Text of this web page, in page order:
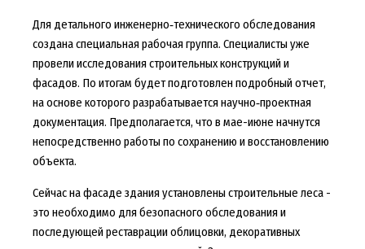
Для детального инженерно‑технического обследования
создана специальная рабочая группа. Специалисты уже
провели исследования строительных конструкций и
фасадов. По итогам будет подготовлен подробный отчет,
на основе которого разрабатывается научно‑проектная
документация. Предполагается, что в мае-июне начнутся
непосредственно работы по сохранению и восстановлению
объекта.
Сейчас на фасаде здания установлены строительные леса -
это необходимо для безопасного обследования и
последующей реставрации облицовки, декоративных